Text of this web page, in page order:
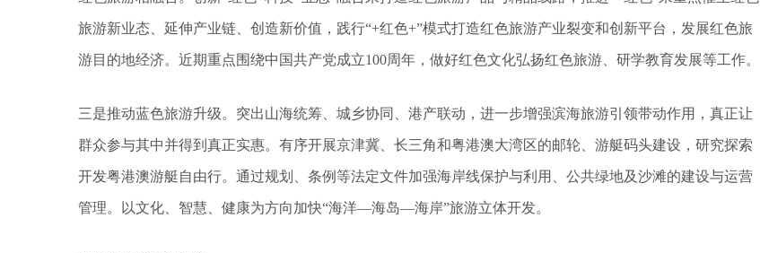
旅游新业态、延伸产业链、创造新价值，践行“+红色+”模式打造红色旅游产业裂变和创新平台，发展红色旅
游目的地经济。近期重点围绕中国共产党成立100周年，做好红色文化弘扬红色旅游、研学教育发展等工作。
三是推动蓝色旅游升级。突出山海统筹、城乡协同、港产联动，进一步增强滨海旅游引领带动作用，真正让
群众参与其中并得到真正实惠。有序开展京津冀、长三角和粤港澳大湾区的邮轮、游艇码头建设，研究探索
开发粤港澳游艇自由行。通过规划、条例等法定文件加强海岸线保护与利用、公共绿地及沙滩的建设与运营
管理。以文化、智慧、健康为方向加快“海洋—海岛—海岸”旅游立体开发。